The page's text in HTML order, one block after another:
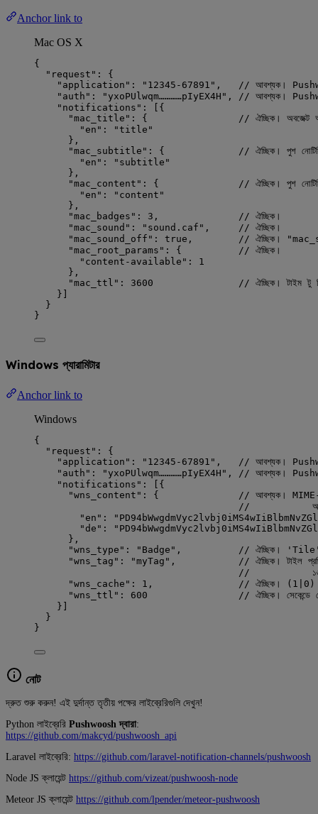
Anchor link to
Mac OS X
{
"request" : {
"application" : " 12345-67891 " , // আবশ্যক।
"auth" : " yxoPUlwqm…………pIyEX4H " , // আবশ্যক।
"notifications" : [{
"mac_title" : { // ঐচ্ছিক। অবজেক্ট
"en" : " title "
},
"mac_subtitle" : { // ঐচ্ছিক। পুশ
"en" : " subtitle "
},
"mac_content" : { // ঐচ্ছিক। পুশ
"en" : " content "
},
"mac_badges" : 3 , // ঐচ্ছিক।
"mac_sound" : " sound.caf " , // ঐচ্ছিক।
"mac_sound_off" : true , // ঐচ্ছিক।
"mac_root_params" : { // ঐচ্ছিক।
"content-available" : 1
},
"mac_ttl" : 3600
// ঐচ্ছিক। টাইম টু
}]
}
}
Windows প্যারামিটার
Anchor link to
Windows
{
"request" : {
"application" : " 12345-67891 " ,
// আবশ্যক।
"auth" : " yxoPUlwqm…………pIyEX4H " ,
// আবশ্যক।
"notifications" : [{
"wns_content" : {
// আবশ্যক। MIME-
//           অবজেক্ট
"en" : "
"de" : "
},
"wns_type" : " Badge " ,
// ঐচ্ছিক।
"wns_tag" : "myTag " ,
// ঐচ্ছিক। টাইল
//           ১৬
"wns_cache" : 1 ,
// ঐচ্ছিক। (1|0)
"wns_ttl" : 600
// ঐচ্ছিক। সেকেন্ডে
}]
}
}
নোট
দ্রুত শুরু করুন! এই দুর্দান্ত তৃতীয় পক্ষের লাইব্রেরিগুলি দেখুন!
Python লাইব্রেরি Pushwoosh দ্বারা:
https://github.com/makcyd/pushwoosh_api
Laravel লাইব্রেরি: https://github.com/laravel-notification-channels/pushwoosh
Node JS ক্লায়েন্ট https://github.com/vizeat/pushwoosh-node
Meteor JS ক্লায়েন্ট https://github.com/lpender/meteor-pushwoosh